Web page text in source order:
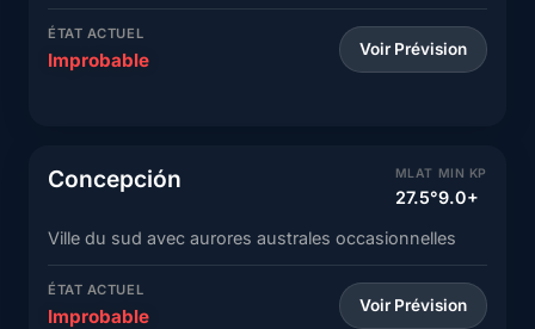
ÉTAT ACTUEL
Improbable Voir Prévision
Concepción MLAT
27.5°
MIN KP
9.0+
Ville du sud avec aurores australes occasionnelles
ÉTAT ACTUEL
Improbable Voir Prévision